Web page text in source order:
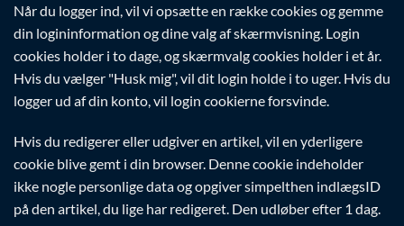
Når du logger ind, vil vi opsætte en række cookies og gemme
din logininformation og dine valg af skærmvisning. Login
cookies holder i to dage, og skærmvalg cookies holder i et år.
Hvis du vælger "Husk mig", vil dit login holde i to uger. Hvis du
logger ud af din konto, vil login cookierne forsvinde.
Hvis du redigerer eller udgiver en artikel, vil en yderligere
cookie blive gemt i din browser. Denne cookie indeholder
ikke nogle personlige data og opgiver simpelthen indlægsID
på den artikel, du lige har redigeret. Den udløber efter 1 dag.